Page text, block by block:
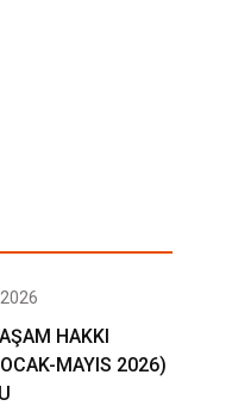
HAKKI
MAYIS 2026)